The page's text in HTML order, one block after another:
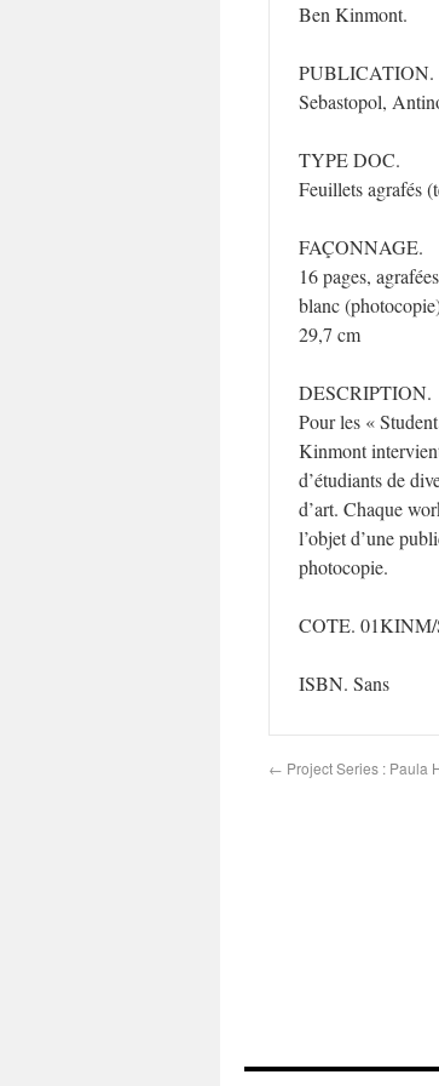
Ben Kinmont.
PUBLICATION.
Sebastopol,
TYPE DOC.
Feuillets agrafés
FAÇONNAGE.
16 pages,
blanc
29,7 cm
DESCRIPTION.
Pour les «
Kinmont
d’étudiants de
d’art. Chaque
l’objet d’une
photocopie.
COTE. 01KINM/
ISBN. Sans
← Project Series : Paula